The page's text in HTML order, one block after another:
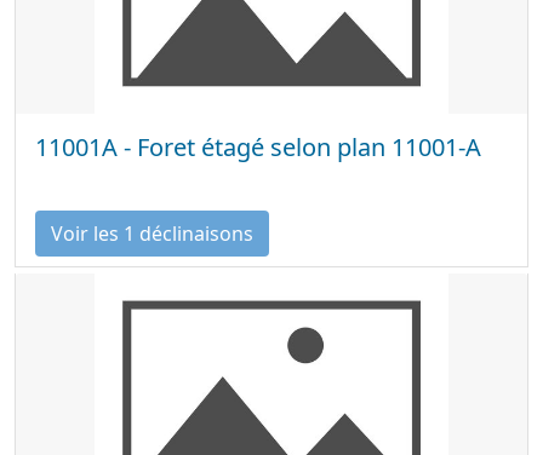
11001A - Foret étagé selon plan 11001-A
Voir les 1 déclinaisons